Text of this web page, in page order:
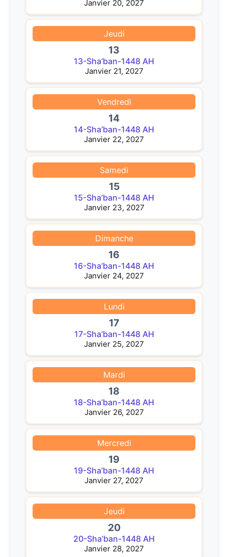
Janvier 20, 2027
Jeudi
13
13-Sha’ban-1448 AH
Janvier 21, 2027
Vendredi
14
14-Sha’ban-1448 AH
Janvier 22, 2027
Samedi
15
15-Sha’ban-1448 AH
Janvier 23, 2027
Dimanche
16
16-Sha’ban-1448 AH
Janvier 24, 2027
Lundi
17
17-Sha’ban-1448 AH
Janvier 25, 2027
Mardi
18
18-Sha’ban-1448 AH
Janvier 26, 2027
Mercredi
19
19-Sha’ban-1448 AH
Janvier 27, 2027
Jeudi
20
20-Sha’ban-1448 AH
Janvier 28, 2027